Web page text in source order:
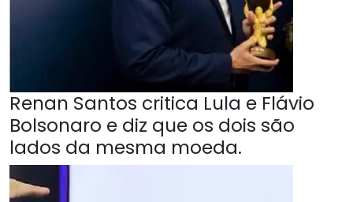
Renan Santos critica Lula e Flávio
Bolsonaro e diz que os dois são
lados da mesma moeda.